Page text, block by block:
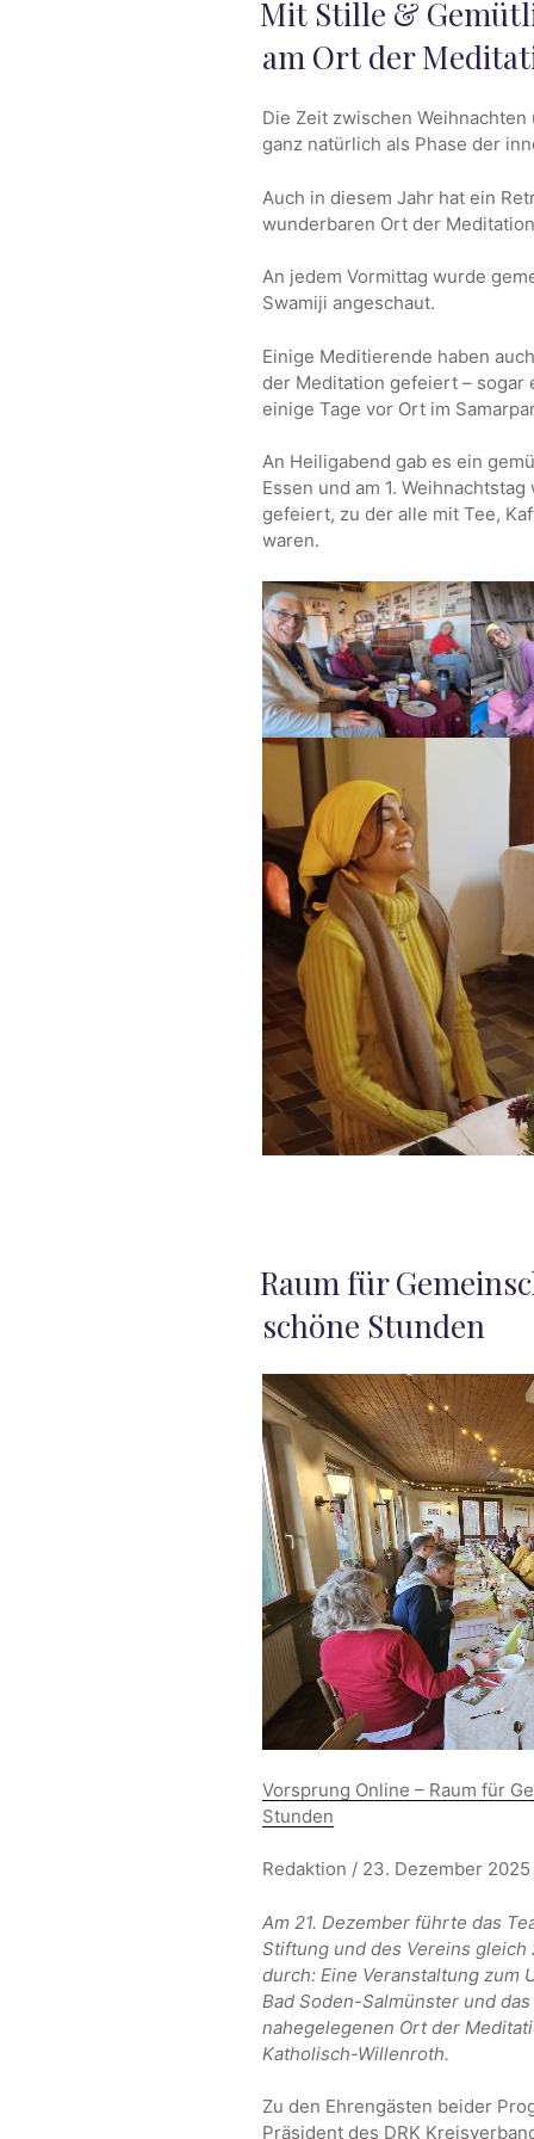
AM
Mit Stille &
am Ort der
Die Zeit zwischen
ganz natürlich als Phase der
Auch in diesem Jahr hat ein
wunderbaren Ort der
An jedem Vormittag wurde
Swamiji angeschaut.
Einige Meditierende haben
der Meditation gefeiert – sogar
einige Tage vor Ort im
An Heiligabend gab es ein
Essen und am 1.
gefeiert, zu der alle mit Tee,
waren.
AM
Raum für
schöne Stunden
Vorsprung Online – Raum für
Stunden
Redaktion / 23. Dezember 2025
Am 21. Dezember führte das
Stiftung und des Vereins
durch: Eine Veranstaltung zum
Bad Soden-Salmünster und
nahegelegenen Ort der
Katholisch-Willenroth.
Zu den Ehrengästen beider
Präsident des DRK